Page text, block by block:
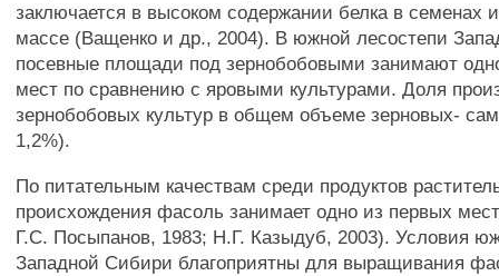
заключается в высоком содержании белка в семенах
массе (Ващенко и др., 2004). В южной лесостепи
посевные площади под зернобобовыми занимают
мест по сравнению с яровыми культурами. Доля
зернобобовых культур в общем объеме зерновых-
1,2%).
По питательным качествам среди продуктов
происхождения фасоль занимает одно из первых
Г.С. Посыпанов, 1983; Н.Г. Казыдуб, 2003). Условия
Западной Сибири благоприятны для выращивания